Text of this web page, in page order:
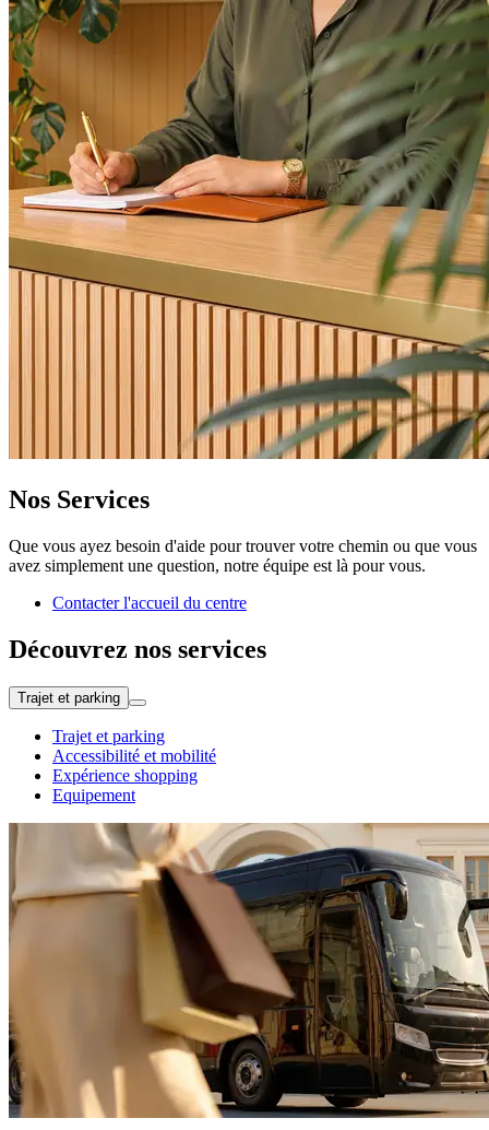
Nos Services
Que vous ayez besoin d'aide pour trouver votre chemin ou que vous
avez simplement une question, notre équipe est là pour vous.
Contacter l'accueil du centre
Découvrez nos services
Trajet et parking
Trajet et parking
Accessibilité et mobilité
Expérience shopping
Equipement